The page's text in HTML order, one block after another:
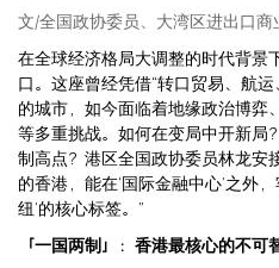
文/全国政协委员、大湾区进出口
在全球经济格局大调整的时代背景
口。这座曾经凭借“转口贸易、航
的城市，如今面临着地缘政治博弈
等多重挑战。如何在变局中开新局
制高点？港区全国政协委员林龙安
的香港，能在‘国际金融中心’之外
纽’的核心标签。”
「一国两制」：香港最核心的不可